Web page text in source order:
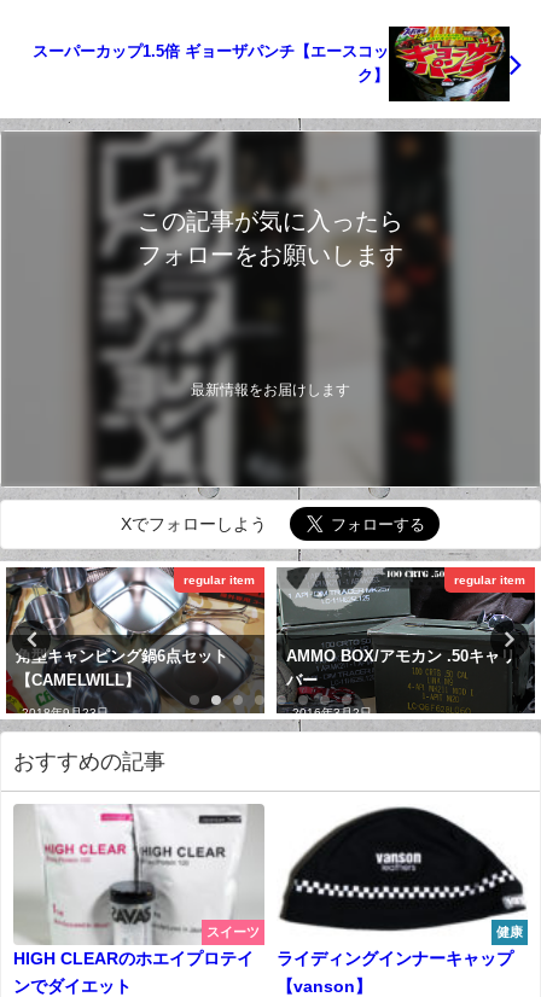
スーパーカップ1.5倍 ギョーザパンチ【エースコッ
ク】
この記事が気に入ったら
フォローをお願いします
最新情報をお届けします
Xでフォローしよう
regular item
AMMO BOX/アモカン .50キャリ
バー
2016年3月2日
道具
QC検定3級合格証【品質管理検
定】
2019年1月5日
おすすめの記事
スイーツ
HIGH CLEARのホエイプロテイ
ンでダイエット
健康
ライディングインナーキャップ
【vanson】